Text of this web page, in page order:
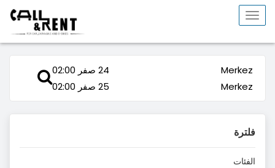
Toggle
Merkez
24 صفر 02:00
Merkez
25 صفر 02:00
فلترة
الفئات